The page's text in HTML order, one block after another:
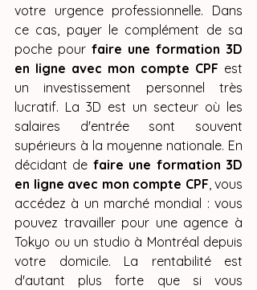
votre urgence professionnelle. Dans
ce cas, payer le complément de sa
poche pour faire une formation 3D
en ligne avec mon compte CPF est
un investissement personnel très
lucratif. La 3D est un secteur où les
salaires d'entrée sont souvent
supérieurs à la moyenne nationale. En
décidant de faire une formation 3D
en ligne avec mon compte CPF , vous
accédez à un marché mondial : vous
pouvez travailler pour une agence à
Tokyo ou un studio à Montréal depuis
votre domicile. La rentabilité est
d'autant plus forte que si vous